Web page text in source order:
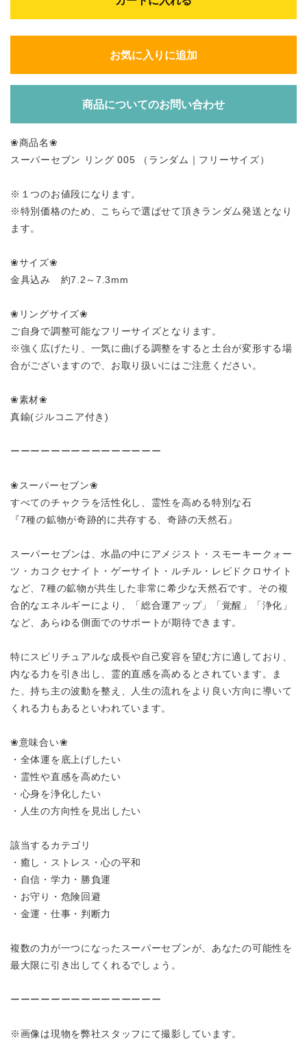
お気に入りに追加
商品についてのお問い合わせ
❀商品名❀
スーパーセブン リング 005 （ランダム｜フリーサイズ）
※１つのお値段になります。
※特別価格のため、こちらで選ばせて頂きランダム発送となり
ます。
❀サイズ❀
金具込み 約7.2～7.3mm
❀リングサイズ❀
ご自身で調整可能なフリーサイズとなります。
※強く広げたり、一気に曲げる調整をすると土台が変形する場
合がございますので、お取り扱いにはご注意ください。
❀素材❀
真鍮(ジルコニア付き)
ーーーーーーーーーーーーーーー
❀スーパーセブン❀
すべてのチャクラを活性化し、霊性を高める特別な石
『7種の鉱物が奇跡的に共存する、奇跡の天然石』
スーパーセブンは、水晶の中にアメジスト・スモーキークォー
ツ・カコクセナイト・ゲーサイト・ルチル・レピドクロサイト
など、7種の鉱物が共生した非常に希少な天然石です。その複
合的なエネルギーにより、「総合運アップ」「覚醒」「浄化」
など、あらゆる側面でのサポートが期待できます。
特にスピリチュアルな成長や自己変容を望む方に適しており、
内なる力を引き出し、霊的直感を高めるとされています。ま
た、持ち主の波動を整え、人生の流れをより良い方向に導いて
くれる力もあるといわれています。
❀意味合い❀
・全体運を底上げしたい
・霊性や直感を高めたい
・心身を浄化したい
・人生の方向性を見出したい
該当するカテゴリ
・癒し・ストレス・心の平和
・自信・学力・勝負運
・お守り・危険回避
・金運・仕事・判断力
複数の力が一つになったスーパーセブンが、あなたの可能性を
最大限に引き出してくれるでしょう。
ーーーーーーーーーーーーーーー
※画像は現物を弊社スタッフにて撮影しています。